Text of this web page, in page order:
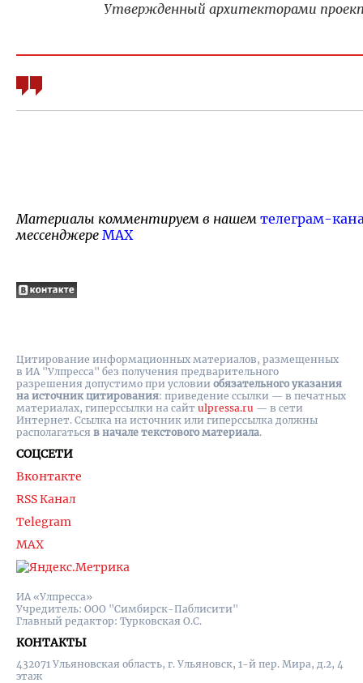
Утвержденный архитекторами
Материалы комментируем в нашем телеграм-
мессенджере MAX
ИА «Улпресса»
Учредитель: ООО "Симбирск-Паблисити"
Главный редактор: Турковская О.С.
КОНТАКТЫ
432071 Ульяновская область, г. Ульяновск, 1-й пер. Мира, д.2, 4
этаж
СОЦСЕТИ
Вконтакте
RSS Канал
Telegram
MAX
Цитирование информационных материалов, размещенных
в ИА "Улпресса" без получения предварительного
разрешения допустимо при условии обязательного указания
на источник цитирования: приведение ссылки — в печатных
материалах, гиперссылки на cайт ulpressa.ru — в сети
Интернет. Ссылка на источник или гиперссылка должны
располагаться в начале текстового материала.